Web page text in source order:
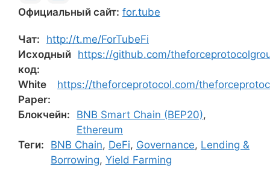
Официальный сайт: for.tube
Чат:
http://t.me/ForTubeFi
Исходный
код:
https://github.com/
White
Paper:
https://theforceprotocol.com/
Блокчейн: BNB Smart Chain (BEP20),
Ethereum
Теги:
BNB Chain, DeFi, Governance, Lending &
Borrowing, Yield Farming